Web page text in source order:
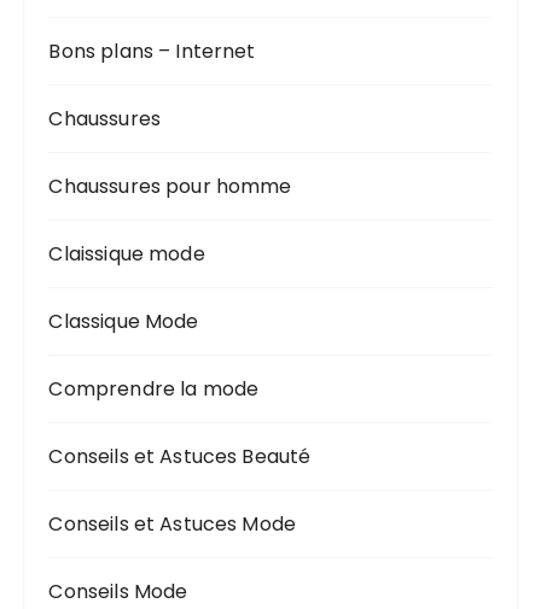
Bons plans – Internet
Chaussures
Chaussures pour homme
Claissique mode
Classique Mode
Comprendre la mode
Conseils et Astuces Beauté
Conseils et Astuces Mode
Conseils Mode